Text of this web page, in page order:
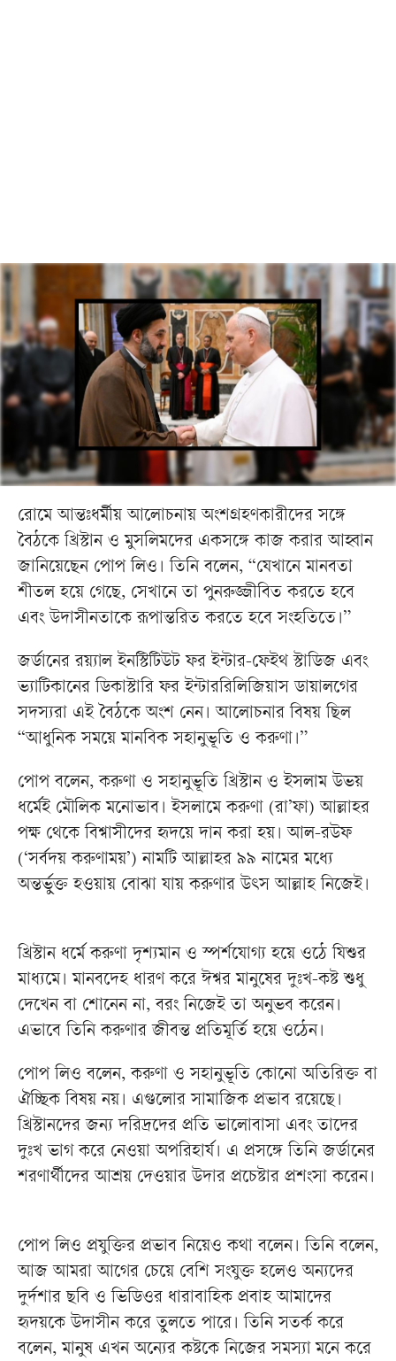
রোমে আন্তঃধর্মীয় আলোচনায় অংশগ্রহণকারীদের সঙ্গে
বৈঠকে খ্রিস্টান ও মুসলিমদের একসঙ্গে কাজ করার আহ্বান
জানিয়েছেন পোপ লিও। তিনি বলেন, “যেখানে মানবতা
শীতল হয়ে গেছে, সেখানে তা পুনরুজ্জীবিত করতে হবে
এবং উদাসীনতাকে রূপান্তরিত করতে হবে সংহতিতে।”
জর্ডানের রয়্যাল ইনস্টিটিউট ফর ইন্টার-ফেইথ স্টাডিজ এবং
ভ্যাটিকানের ডিকাস্টারি ফর ইন্টাররিলিজিয়াস ডায়ালগের
সদস্যরা এই বৈঠকে অংশ নেন। আলোচনার বিষয় ছিল
“আধুনিক সময়ে মানবিক সহানুভূতি ও করুণা।”
পোপ বলেন, করুণা ও সহানুভূতি খ্রিস্টান ও ইসলাম উভয়
ধর্মেই মৌলিক মনোভাব। ইসলামে করুণা (রা’ফা) আল্লাহর
পক্ষ থেকে বিশ্বাসীদের হৃদয়ে দান করা হয়। আল-রউফ
(‘সর্বদয় করুণাময়’) নামটি আল্লাহর ৯৯ নামের মধ্যে
অন্তর্ভুক্ত হওয়ায় বোঝা যায় করুণার উৎস আল্লাহ নিজেই।
খ্রিস্টান ধর্মে করুণা দৃশ্যমান ও স্পর্শযোগ্য হয়ে ওঠে যিশুর
মাধ্যমে। মানবদেহ ধারণ করে ঈশ্বর মানুষের দুঃখ-কষ্ট শুধু
দেখেন বা শোনেন না, বরং নিজেই তা অনুভব করেন।
এভাবে তিনি করুণার জীবন্ত প্রতিমূর্তি হয়ে ওঠেন।
পোপ লিও বলেন, করুণা ও সহানুভূতি কোনো অতিরিক্ত বা
ঐচ্ছিক বিষয় নয়। এগুলোর সামাজিক প্রভাব রয়েছে।
খ্রিস্টানদের জন্য দরিদ্রদের প্রতি ভালোবাসা এবং তাদের
দুঃখ ভাগ করে নেওয়া অপরিহার্য। এ প্রসঙ্গে তিনি জর্ডানের
শরণার্থীদের আশ্রয় দেওয়ার উদার প্রচেষ্টার প্রশংসা করেন।
পোপ লিও প্রযুক্তির প্রভাব নিয়েও কথা বলেন। তিনি বলেন,
আজ আমরা আগের চেয়ে বেশি সংযুক্ত হলেও অন্যদের
দুর্দশার ছবি ও ভিডিওর ধারাবাহিক প্রবাহ আমাদের
হৃদয়কে উদাসীন করে তুলতে পারে। তিনি সতর্ক করে
বলেন, মানুষ এখন অন্যের কষ্টকে নিজের সমস্যা মনে করে